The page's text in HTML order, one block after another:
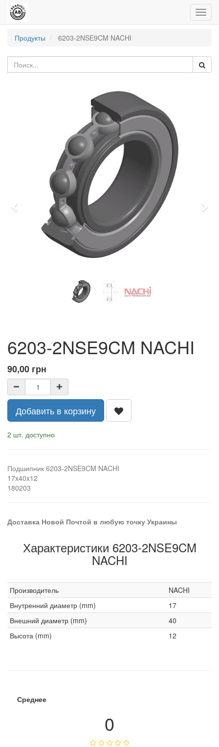
Продукты
6203-2NSE9CM NACHI
Previous
6203-2NSE9CM NACHI
90,00 грн
Добавить в корзину
2 шт. доступно
Подшипник 6203-2NSE9CM NACHI
17x40x12
180203
Доставка Новой Почтой в любую точку Украины
Характеристики 6203-2NSE9CM
NACHI
Производитель
NACHI
Внутренний диаметр (mm)
17
Внешний диаметр (mm)
40
Высота (mm)
12
Среднее
0